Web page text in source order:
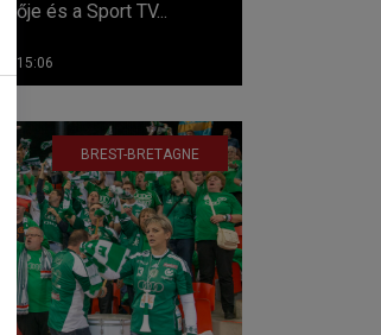
és a Sport TV...
15:06
BREST-BRETAGNE